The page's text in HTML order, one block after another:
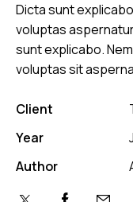
Dicta sunt
voluptas
sunt explicabo.
voluptas sit
Client
Year
Author